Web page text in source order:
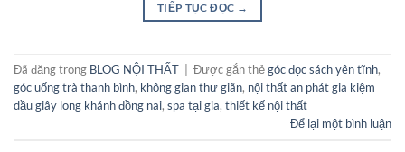
TIẾP TỤC ĐỌC →
Đã đăng trong BLOG NỘI THẤT Được gắn thẻgóc đọc sách yên tĩnh,
góc uống trà thanh bình, không gian thư giãn, nội thất an phát gia kiệm
dầu giây long khánh đồng nai, spa tại gia, thiết kế nội thất
Để lại một bình luận